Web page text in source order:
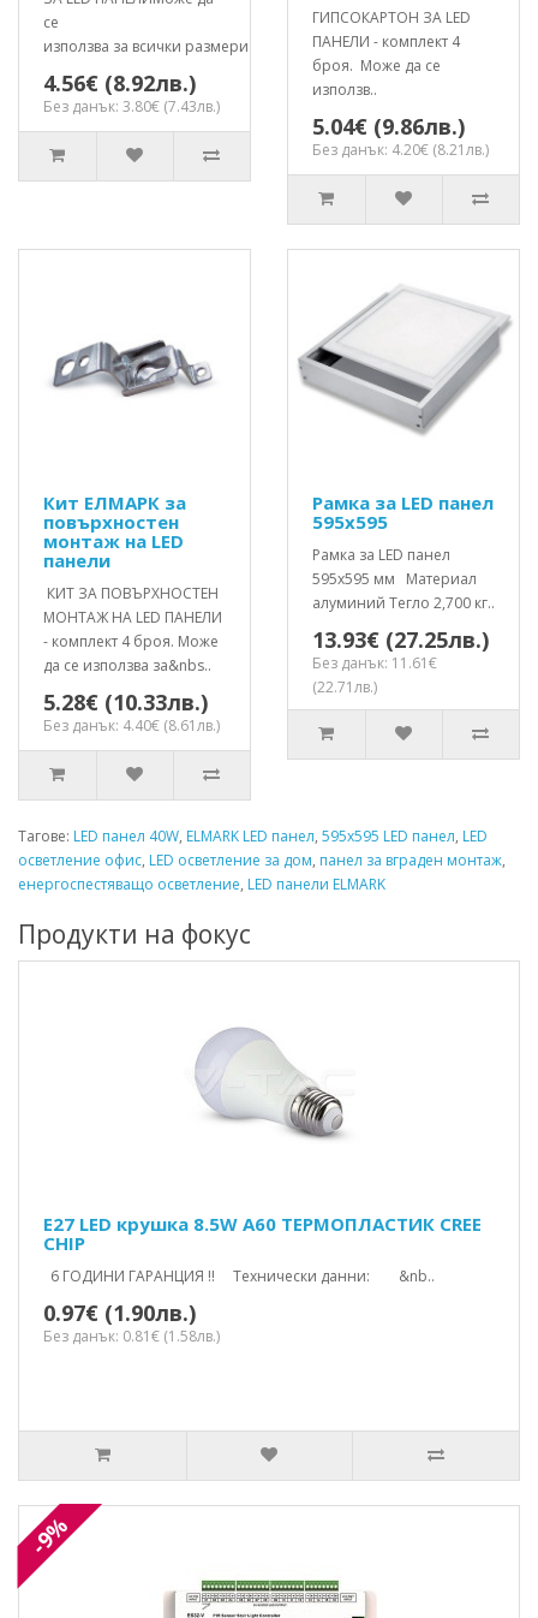
се
използва за всички размери на п..
4.56€ (8.92лв.)
Без данък: 3.80€ (7.43лв.)
ГИПСОКАРТОН ЗА LED
ПАНЕЛИ - комплект 4
броя. Mоже да се
използв..
5.04€ (9.86лв.)
Без данък: 4.20€ (8.21лв.)
Кит ЕЛМАРК за
повърхностен
монтаж на LED
панели
КИТ ЗА ПОВЪРХНОСТЕН
МОНТАЖ НА LED ПАНЕЛИ
- комплект 4 броя. Mоже
да се използва за&nbs..
5.28€ (10.33лв.)
Без данък: 4.40€ (8.61лв.)
Рамка за LED панел
595x595
Рамка за LED панел
595x595 мм Материал
алуминий Тегло 2,700 кг..
13.93€ (27.25лв.)
Без данък: 11.61€
(22.71лв.)
Тагове: LED панел 40W, ELMARK LED панел, 595x595 LED панел, LED
осветление офис, LED осветление за дом, панел за вграден монтаж,
енергоспестяващо осветление, LED панели ELMARK
Продукти на фокус
E27 LED крушка 8.5W A60 ТЕРМОПЛАСТИК CREE
CHIP
6 ГОДИНИ ГАРАНЦИЯ !! Технически данни: &nb..
0.97€ (1.90лв.)
Без данък: 0.81€ (1.58лв.)
-9%